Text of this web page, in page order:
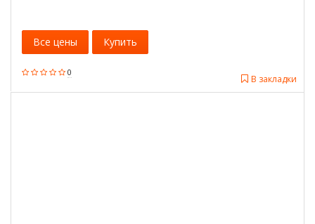
0
В закладки
Все цены Купить